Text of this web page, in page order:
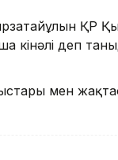
ҚР
кінәлі деп
мен